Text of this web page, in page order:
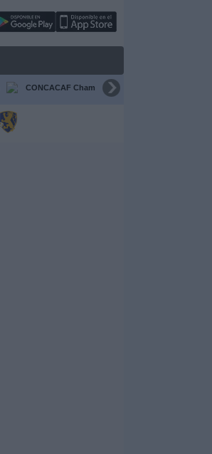
CONCACAF Champions Cup